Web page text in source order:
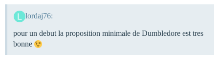
lordaj76:
pour un debut la proposition minimale de Dumbledore est tres
bonne